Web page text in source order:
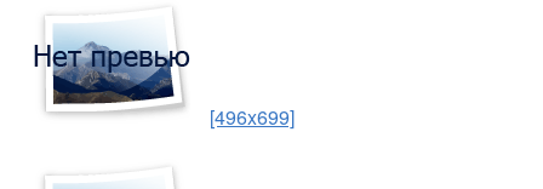
[496x699]